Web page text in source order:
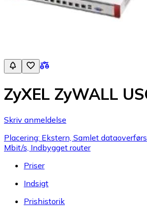
ZyXEL ZyWALL
Skriv anmeldelse
Placering: Ekstern, Samlet
Mbit/s, Indbygget router
Priser
Indsigt
Prishistorik